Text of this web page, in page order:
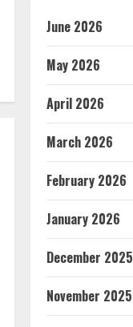
June 2026
May 2026
April 2026
March 2026
February 2026
January 2026
December 2025
November 2025